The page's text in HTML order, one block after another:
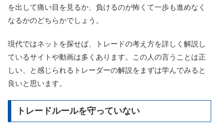
を出して痛い目を見るか、負けるのが怖くて一歩も進めなく
なるかのどちらかでしょう。
現代ではネットを探せば、トレードの考え方を詳しく解説し
ているサイトや動画は多くあります。この人の言うことは正
しい、と感じられるトレーダーの解説をまずは学んでみると
良いと思います。
トレードルールを守っていない